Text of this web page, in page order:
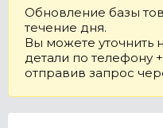
Обновление базы
течение дня.
Вы можете уточнить
детали по телефону
отправив запрос